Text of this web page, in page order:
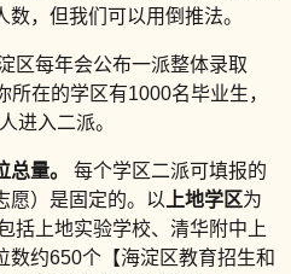
，但我们可以用倒推法。
区每年会公布一派整体录取
在的学区有1000名毕业生，
进入二派。
量。
每个学区二派可填报的
愿）是固定的。以上地学区为
括上地实验学校、清华附中上
数约650个【海淀区教育招生和